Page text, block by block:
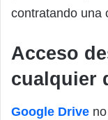
contratando una
Acceso
cualquier
Google Drive